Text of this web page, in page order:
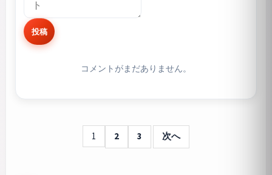
投稿
コメントがまだありません。
1 2 3 次へ